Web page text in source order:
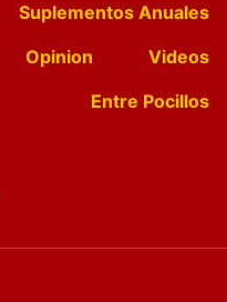
Suplementos Anuales
Opinion
Videos
Entre Pocillos